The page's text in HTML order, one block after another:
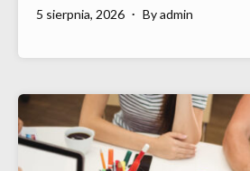
5 sierpnia, 2026 Byadmin